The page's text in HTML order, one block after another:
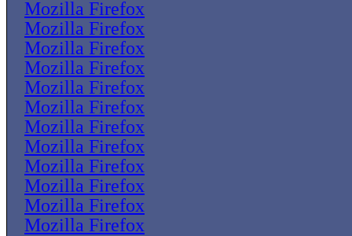
Mozilla Firefox
Mozilla Firefox
Mozilla Firefox
Mozilla Firefox
Mozilla Firefox
Mozilla Firefox
Mozilla Firefox
Mozilla Firefox
Mozilla Firefox
Mozilla Firefox
Mozilla Firefox
Mozilla Firefox